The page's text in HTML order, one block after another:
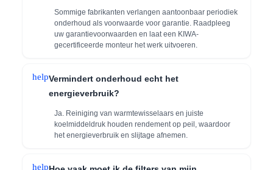
Sommige fabrikanten verlangen aantoonbaar periodiek
onderhoud als voorwaarde voor garantie. Raadpleeg
uw garantievoorwaarden en laat een KIWA-
gecertificeerde monteur het werk uitvoeren.
helpVermindert onderhoud echt het
energieverbruik?
Ja. Reiniging van warmtewisselaars en juiste
koelmiddeldruk houden rendement op peil, waardoor
het energieverbruik en slijtage afnemen.
help